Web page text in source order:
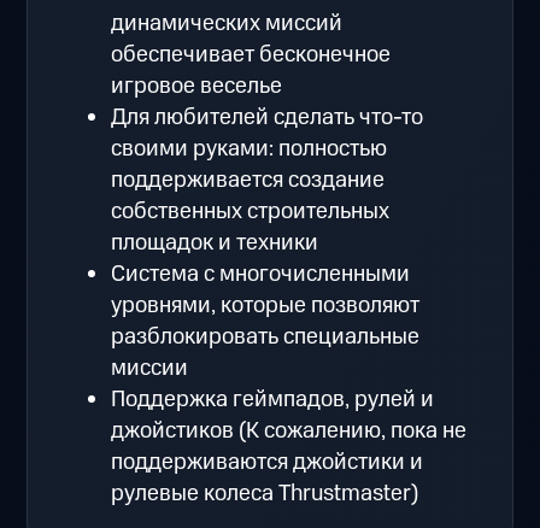
динамических миссий
обеспечивает бесконечное
игровое веселье
Для любителей сделать что-то
своими руками: полностью
поддерживается создание
собственных строительных
площадок и техники
Система с многочисленными
уровнями, которые позволяют
разблокировать специальные
миссии
Поддержка геймпадов, рулей и
джойстиков (К сожалению, пока не
поддерживаются джойстики и
рулевые колеса Thrustmaster)